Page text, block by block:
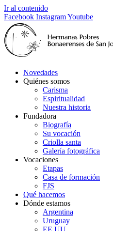
Ir al contenido
Facebook InstagramYoutube
Novedades
Quiénes somos
Carisma
Espiritualidad
Nuestra historia
Fundadora
Biografía
Su vocación
Criolla santa
Galería fotográfica
Vocaciones
Etapas
Casa de formación
FJS
Qué hacemos
Dónde estamos
Argentina
Uruguay
EE.UU.